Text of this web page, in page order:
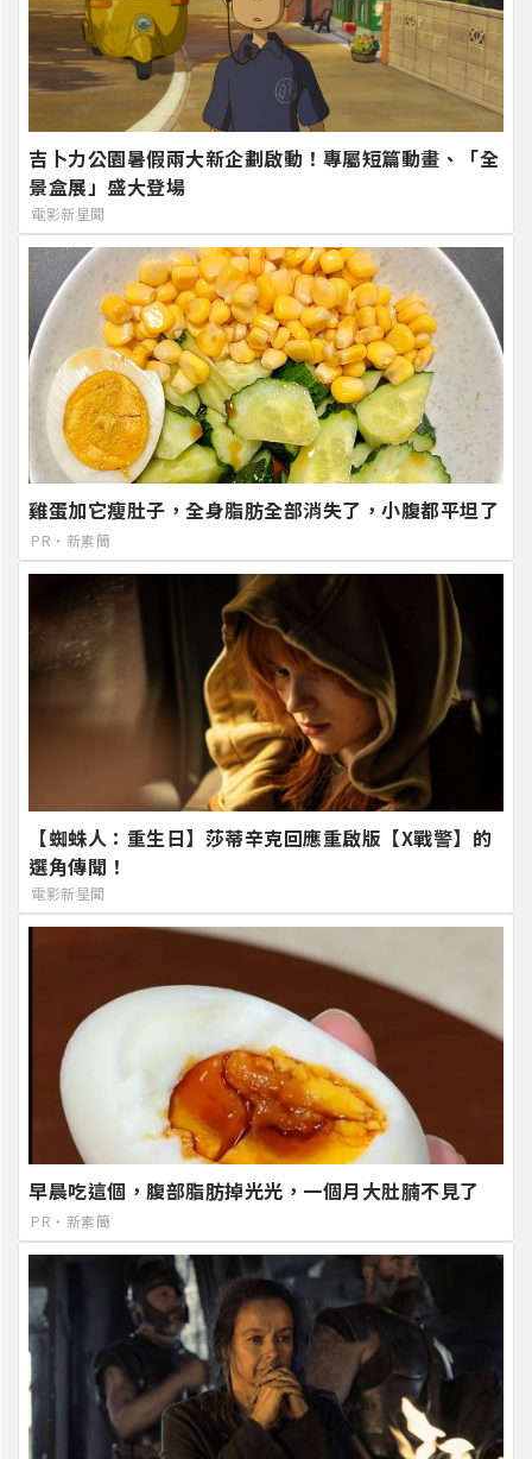
吉卜力公園暑假兩大新企劃啟動！專屬短篇動畫、「全
景盒展」盛大登場
電影新星聞
雞蛋加它瘦肚子，全身脂肪全部消失了，小腹都平坦了
PR・新素簡
【蜘蛛人：重生日】莎蒂辛克回應重啟版【X戰警】的
選角傳聞！
電影新星聞
早晨吃這個，腹部脂肪掉光光，一個月大肚腩不見了
PR・新素簡